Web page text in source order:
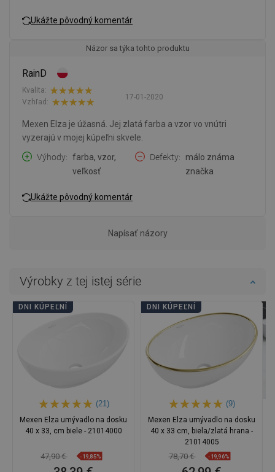
Ukážte pôvodný komentár
Názor sa týka tohto produktu
RainD
17-01-2020
Kvalita:
Vzhľad:
Mexen Elza je úžasná. Jej zlatá farba a vzor vo vnútri
vyzerajú v mojej kúpeľni skvele.
Výhody
farba, vzor,
veľkosť
Defekty
málo známa
značka
Ukážte pôvodný komentár
Napísať názory
Výrobky z tej istej série
DNI KÚPEĽNÍ
(21)
Mexen Elza umývadlo na dosku
40 x 33, cm biele - 21014000
47,90 € -19,85%
DNI KÚPEĽNÍ
(9)
Mexen Elza umývadlo na dosku
40 x 33 cm, biela/zlatá hrana -
21014005
78,70 € -19,96%